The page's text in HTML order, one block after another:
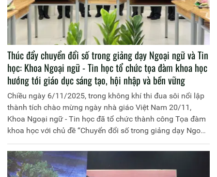
Thúc đẩy chuyển đổi số trong giảng dạy Ngoại ngữ và Tin
học: Khoa Ngoại ngữ - Tin học tổ chức tọa đàm khoa học
hướng tới giáo dục sáng tạo, hội nhập và bền vững
Chiều ngày 6/11/2025, trong không khí thi đua sôi nổi lập
thành tích chào mừng ngày nhà giáo Việt Nam 20/11,
Khoa Ngoại ngữ - Tin học đã tổ chức thành công Tọa đàm
khoa học với chủ đề “Chuyển đổi số trong giảng dạy Ngoại
ngữ và Tin học: Hướng tới giáo dục sáng tạo, hội nhập và
phát triển bền vững theo tinh thần Nghị quyết số 57-
NQ/TW ngày 22/12/2024 của Bộ Chính trị”.